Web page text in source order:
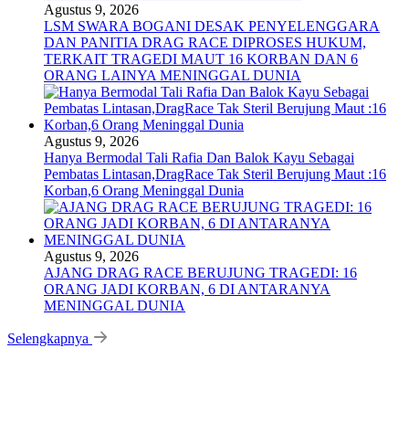
Agustus 9, 2026
LSM SWARA BOGANI DESAK PENYELENGGARA
DAN PANITIA DRAG RACE DIPROSES HUKUM,
TERKAIT TRAGEDI MAUT 16 KORBAN DAN 6
ORANG LAINYA MENINGGAL DUNIA
Agustus 9, 2026
Hanya Bermodal Tali Rafia Dan Balok Kayu Sebagai
Pembatas Lintasan,DragRace Tak Steril Berujung Maut :16
Korban,6 Orang Meninggal Dunia
Agustus 9, 2026
AJANG DRAG RACE BERUJUNG TRAGEDI: 16
ORANG JADI KORBAN, 6 DI ANTARANYA
MENINGGAL DUNIA
Selengkapnya